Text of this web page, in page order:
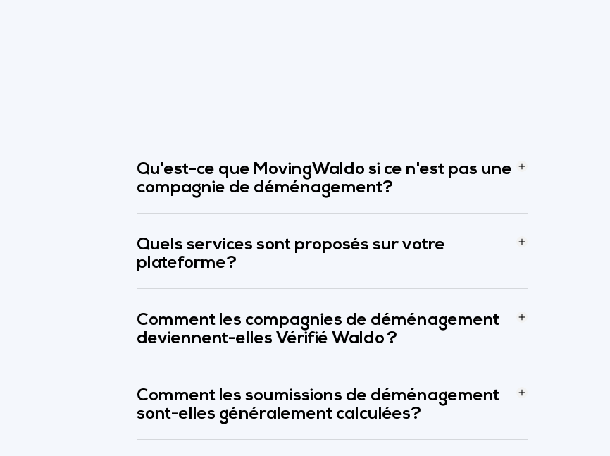
Qu'est-ce que MovingWaldo si ce n'est pas une
compagnie de déménagement?
Quels services sont proposés sur votre
plateforme?
Comment les compagnies de déménagement
deviennent-elles Vérifié Waldo ?
Comment les soumissions de déménagement
sont-elles généralement calculées?